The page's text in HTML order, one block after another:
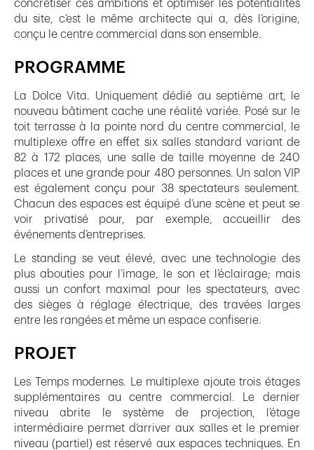
concrétiser ces ambitions et optimiser les potentialités
du site, c’est le même architecte qui a, dès l’origine,
conçu le centre commercial dans son ensemble.
PROGRAMME
La Dolce Vita. Uniquement dédié au septième art, le
nouveau bâtiment cache une réalité variée. Posé sur le
toit terrasse à la pointe nord du centre commercial, le
multiplexe offre en effet six salles standard variant de
82 à 172 places, une salle de taille moyenne de 240
places et une grande pour 480 personnes. Un salon VIP
est également conçu pour 38 spectateurs seulement.
Chacun des espaces est équipé d’une scène et peut se
voir privatisé pour, par exemple, accueillir des
événements d’entreprises.
Le standing se veut élevé, avec une technologie des
plus abouties pour l’image, le son et l’éclairage; mais
aussi un confort maximal pour les spectateurs, avec
des sièges à réglage électrique, des travées larges
entre les rangées et même un espace confiserie.
PROJET
Les Temps modernes. Le multiplexe ajoute trois étages
supplémentaires au centre commercial. Le dernier
niveau abrite le système de projection, l’étage
intermédiaire permet d’arriver aux salles et le premier
niveau (partiel) est réservé aux espaces techniques. En